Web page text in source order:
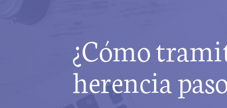
¿Cómo
herencia